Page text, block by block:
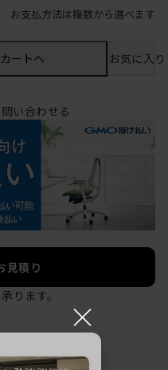
お支払方法は複数から選べます
カートへ お気に入
い合わせる
積り
ります。
×